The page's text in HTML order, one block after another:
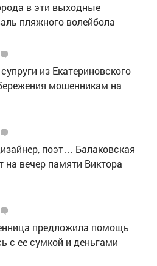
в эти выходные
пляжного волейбола
из Екатериновского
мошенникам на
поэт… Балаковская
на вечер памяти Виктора
предложила помощь
с ее сумкой и деньгами